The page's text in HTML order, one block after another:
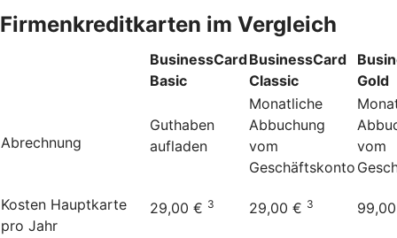
Firmenkreditkarten im Vergleich
BusinessCard
Basic
BusinessCard
Classic
Gold
Abrechnung
Guthaben
aufladen
Monatliche
Abbuchung
vom
Geschäftskonto
vom
Kosten Hauptkarte
pro Jahr
29,00 € 3 29,00 € 3